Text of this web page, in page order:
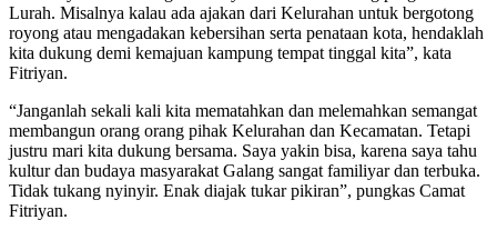
Lurah. Misalnya kalau ada ajakan dari Kelurahan untuk bergotong
royong atau mengadakan kebersihan serta penataan kota, hendaklah
kita dukung demi kemajuan kampung tempat tinggal kita”, kata
Fitriyan.
“Janganlah sekali kali kita mematahkan dan melemahkan semangat
membangun orang orang pihak Kelurahan dan Kecamatan. Tetapi
justru mari kita dukung bersama. Saya yakin bisa, karena saya tahu
kultur dan budaya masyarakat Galang sangat familiyar dan terbuka.
Tidak tukang nyinyir. Enak diajak tukar pikiran”, pungkas Camat
Fitriyan.